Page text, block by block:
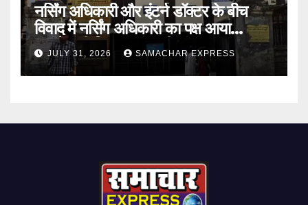
नर्सिंग अधिकारी और इंटर्न डॉक्टर के बीच
विवाद में नर्सिंग अधिकारी का पक्ष आया
सामने,करी निष्पक्ष जांच की मांग
JULY 31, 2026 SAMACHAR EXPRESS